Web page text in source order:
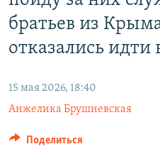
ПОБЕДИТЕЛЕЙ НЕ СУДЯТ?
УКРАИНСКАЯ ПРОБЛЕМА КРЫМА
ПРИСОЕДИНЯЙТЕСЬ!
Все сайты RFE/RL
братьев из
отказались
15 мая 2026, 18:40
Анжелика Брушневская
Поделиться